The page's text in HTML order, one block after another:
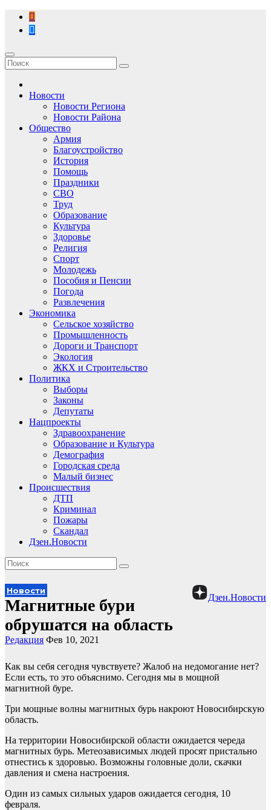
Перейти
содержимому
Новости
Новости Региона
Новости Района
Общество
Армия
Благоустройство
История
Помощь
Праздники
СВО
Труд
Образование
Культура
Здоровье
Религия
Спорт
Молодежь
Пособия и Пенсии
Погода
Развлечения
Экономика
Сельское хозяйство
Промышленность
Дороги и Транспорт
Экология
ЖКХ и Строительство
Политика
Выборы
Законы
Депутаты
Нацпроекты
Здравоохранение
Образование и Культура
Демография
Городская среда
Малый бизнес
Происшествия
ДТП
Криминал
Пожары
Скандал
Дзен.Новости
Дзен.Новости
Новости
Магнитные бури
обрушатся на область
Редакция Фев 10, 2021
Как вы себя сегодня чувствуете? Жалоб на недомогание нет?
Если есть, то это объяснимо. Сегодня мы в мощной
магнитной буре.
Три мощные волны магнитных бурь накроют Новосибирскую
область.
На территории Новосибирской области ожидается череда
магнитных бурь. Метеозависимых людей просят пристально
отнестись к здоровью. Возможны головные доли, скачки
давления и смена настроения.
Один из самых сильных ударов ожидается сегодня, 10
февраля.